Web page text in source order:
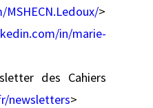
>
in/marie-
des Cahiers
newsletters>